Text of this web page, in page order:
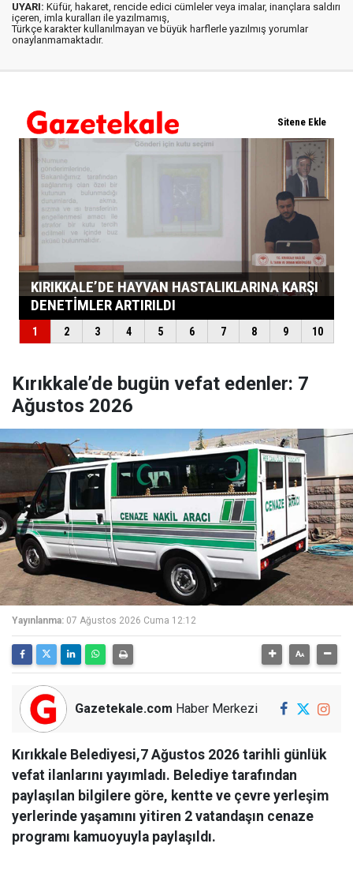
UYARI: Küfür, hakaret, rencide edici cümleler veya imalar, inançlara saldırı
içeren, imla kuralları ile yazılmamış,
Türkçe karakter kullanılmayan ve büyük harflerle yazılmış yorumlar
onaylanmamaktadır.
Kırıkkale’de bugün vefat edenler: 7
Ağustos 2026
Yayınlanma: 07 Ağustos 2026 Cuma 12:12
Gazetekale.com Haber Merkezi
Kırıkkale Belediyesi,7 Ağustos 2026 tarihli günlük
vefat ilanlarını yayımladı. Belediye tarafından
paylaşılan bilgilere göre, kentte ve çevre yerleşim
yerlerinde yaşamını yitiren 2 vatandaşın cenaze
programı kamuoyuyla paylaşıldı.